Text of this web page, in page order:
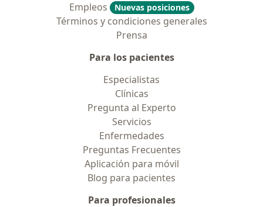
Empleos
Nuevas posiciones
Términos y condiciones generales
Prensa
Para los pacientes
Especialistas
Clínicas
Pregunta al Experto
Servicios
Enfermedades
Preguntas Frecuentes
Aplicación para móvil
Blog para pacientes
Para profesionales